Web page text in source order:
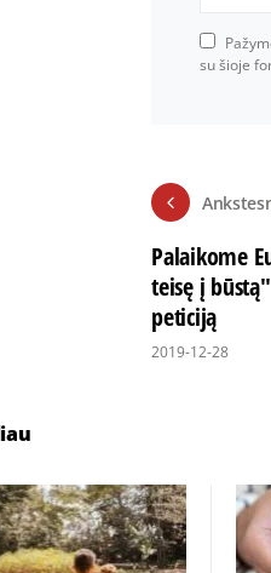
su šioje
Palaikome
teisę į
peticiją
2019-12-28